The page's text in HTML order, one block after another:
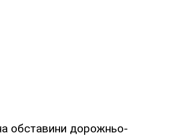
обставини дорожньо-